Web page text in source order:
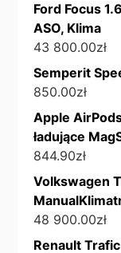
Ford Focus
ASO, Klima
43 800.00zł
Semperit
850.00zł
Apple
ładujące
844.90zł
Volkswagen
48 900.00zł
Renault